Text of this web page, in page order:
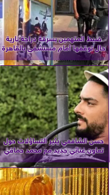
ضبط المتهمين بسرقة دراجة نارية
حال توقفها أمام مستشفى بالقاهرة
حسن الشافعي يثير التساؤلات حول
تعاون غنائي جديد مع محمد حماقي